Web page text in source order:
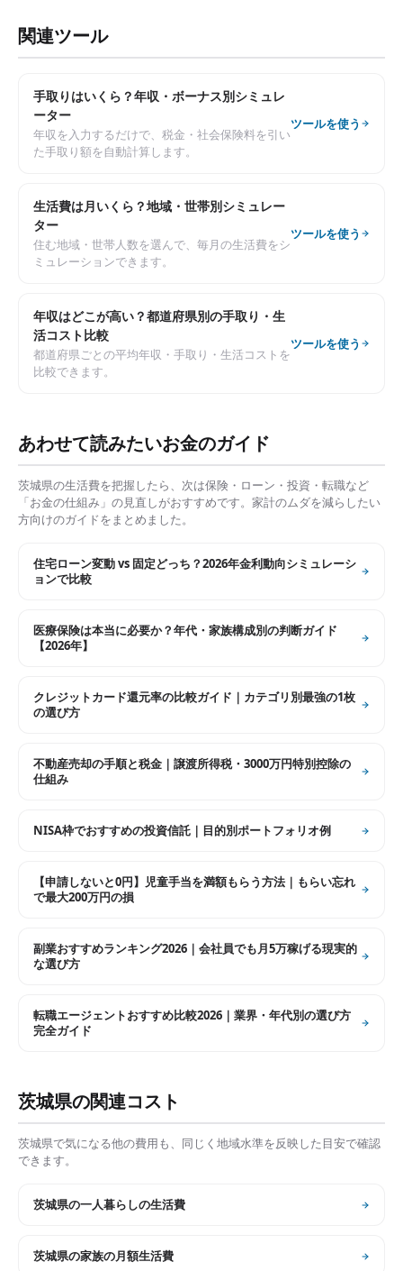
関連ツール
手取りはいくら？年収・ボーナス別シミュレ
ーター
年収を入力するだけで、税金・社会保険料を引い
た手取り額を自動計算します。
ツールを使う
生活費は月いくら？地域・世帯別シミュレー
ター
住む地域・世帯人数を選んで、毎月の生活費をシ
ミュレーションできます。
ツールを使う
年収はどこが高い？都道府県別の手取り・生
活コスト比較
都道府県ごとの平均年収・手取り・生活コストを
比較できます。
ツールを使う
あわせて読みたいお金のガイド
茨城県の生活費を把握したら、次は保険・ローン・投資・転職など
「お金の仕組み」の見直しがおすすめです。家計のムダを減らしたい
方向けのガイドをまとめました。
住宅ローン変動 vs 固定どっち？2026年金利動向シミュレーシ
ョンで比較
医療保険は本当に必要か？年代・家族構成別の判断ガイド
【2026年】
クレジットカード還元率の比較ガイド｜カテゴリ別最強の1枚
の選び方
不動産売却の手順と税金｜譲渡所得税・3000万円特別控除の
仕組み
NISA枠でおすすめの投資信託｜目的別ポートフォリオ例
【申請しないと0円】児童手当を満額もらう方法｜もらい忘れ
で最大200万円の損
副業おすすめランキング2026｜会社員でも月5万稼げる現実的
な選び方
転職エージェントおすすめ比較2026｜業界・年代別の選び方
完全ガイド
茨城県の関連コスト
茨城県で気になる他の費用も、同じく地域水準を反映した目安で確認
できます。
茨城県の一人暮らしの生活費
茨城県の家族の月額生活費